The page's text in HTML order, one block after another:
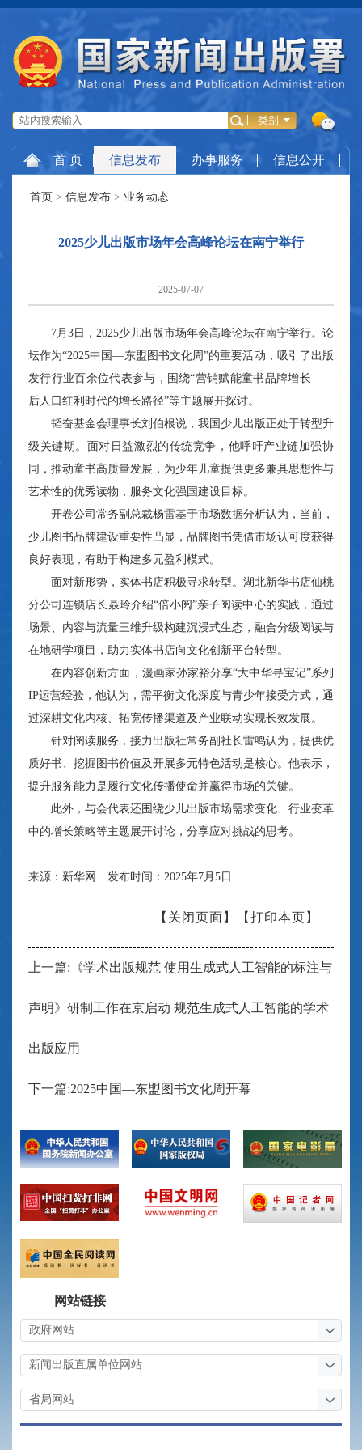
首 页 信息发布 办事服务 信息公开
首页 > 信息发布 > 业务动态
2025少儿出版市场年会高峰论坛在南宁举行
2025-07-07
7月3日，2025少儿出版市场年会高峰论坛在南宁举行。论
坛作为“2025中国—东盟图书文化周”的重要活动，吸引了出版
发行行业百余位代表参与，围绕“营销赋能童书品牌增长——
后人口红利时代的增长路径”等主题展开探讨。
韬奋基金会理事长刘伯根说，我国少儿出版正处于转型升
级关键期。面对日益激烈的传统竞争，他呼吁产业链加强协
同，推动童书高质量发展，为少年儿童提供更多兼具思想性与
艺术性的优秀读物，服务文化强国建设目标。
开卷公司常务副总裁杨雷基于市场数据分析认为，当前，
少儿图书品牌建设重要性凸显，品牌图书凭借市场认可度获得
良好表现，有助于构建多元盈利模式。
面对新形势，实体书店积极寻求转型。湖北新华书店仙桃
分公司连锁店长聂玲介绍“倍小阅”亲子阅读中心的实践，通过
场景、内容与流量三维升级构建沉浸式生态，融合分级阅读与
在地研学项目，助力实体书店向文化创新平台转型。
在内容创新方面，漫画家孙家裕分享“大中华寻宝记”系列
IP运营经验，他认为，需平衡文化深度与青少年接受方式，通
过深耕文化内核、拓宽传播渠道及产业联动实现长效发展。
针对阅读服务，接力出版社常务副社长雷鸣认为，提供优
质好书、挖掘图书价值及开展多元特色活动是核心。他表示，
提升服务能力是履行文化传播使命并赢得市场的关键。
此外，与会代表还围绕少儿出版市场需求变化、行业变革
中的增长策略等主题展开讨论，分享应对挑战的思考。
来源：新华网 发布时间：2025年7月5日
【打印本页】
【关闭页面】
上一篇:《学术出版规范 使用生成式人工智能的标注与
声明》研制工作在京启动 规范生成式人工智能的学术
出版应用
下一篇:2025中国—东盟图书文化周开幕
网站链接